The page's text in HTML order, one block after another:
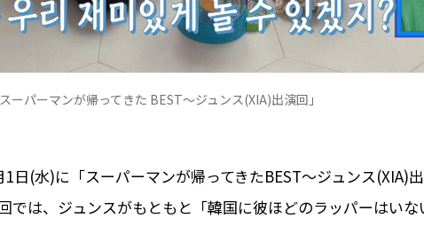
ーパーマンが帰ってきた BEST～ジュンス(XIA)出演回」
日(水)に「スーパーマンが帰ってきたBEST～ジュンス(XIA)
では、ジュンスがもともと「韓国に彼ほどのラッパーはい